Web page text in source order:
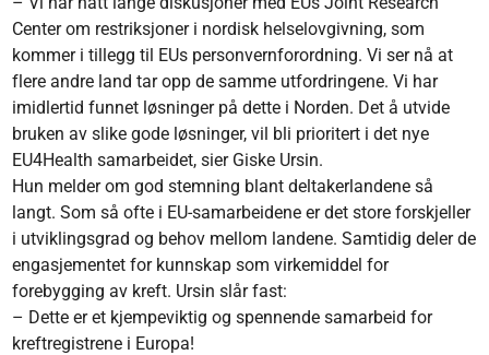
Center om restriksjoner i nordisk helselovgivning, som
kommer i tillegg til EUs personvernforordning. Vi ser nå at
flere andre land tar opp de samme utfordringene. Vi har
imidlertid funnet løsninger på dette i Norden. Det å utvide
bruken av slike gode løsninger, vil bli prioritert i det nye
EU4Health samarbeidet, sier Giske Ursin.
Hun melder om god stemning blant deltakerlandene så
langt. Som så ofte i EU-samarbeidene er det store forskjeller
i utviklingsgrad og behov mellom landene. Samtidig deler de
engasjementet for kunnskap som virkemiddel for
forebygging av kreft. Ursin slår fast:
– Dette er et kjempeviktig og spennende samarbeid for
kreftregistrene i Europa!